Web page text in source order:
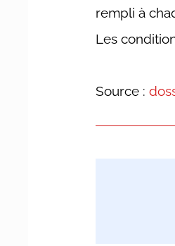
rempli à
Les
Source :